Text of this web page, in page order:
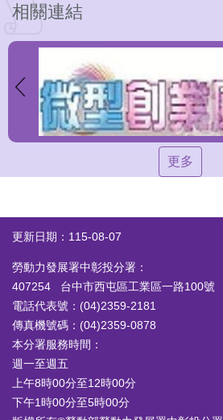
相關連結
更多
更新日期：115-08-07
勞動力發展署中彰投分署：
407254 台中市西屯區工業區一路100號
電話代表號：(04)2359-2181
傳真機號碼：(04)2359-0878
本分署服務時間：
週一至週五
上午8時00分至12時00分
下午1時00分至5時00分